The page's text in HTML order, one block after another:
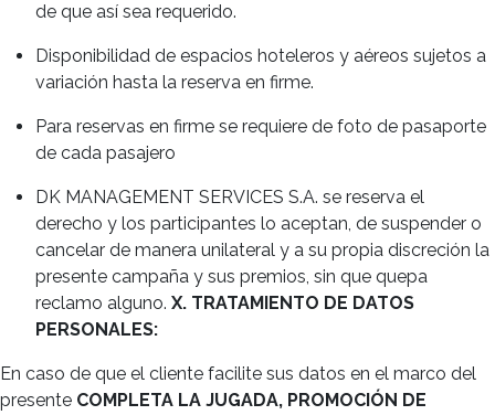
de que así sea requerido.
Disponibilidad de espacios hoteleros y aéreos sujetos a
variación hasta la reserva en firme.
Para reservas en firme se requiere de foto de pasaporte
de cada pasajero
DK MANAGEMENT SERVICES S.A. se reserva el
derecho y los participantes lo aceptan, de suspender o
cancelar de manera unilateral y a su propia discreción la
presente campaña y sus premios, sin que quepa
reclamo alguno. X. TRATAMIENTO DE DATOS
PERSONALES:
En caso de que el cliente facilite sus datos en el marco del
presente COMPLETA LA JUGADA, PROMOCIÓN DE